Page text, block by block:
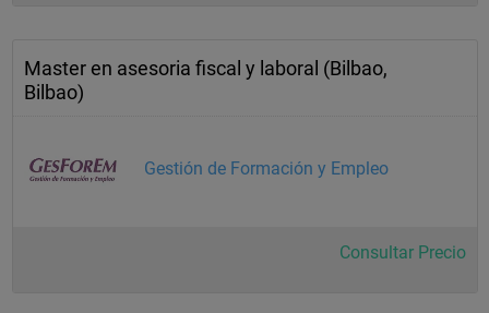
Master en asesoria fiscal y laboral (Bilbao,
Bilbao)
Gestión de Formación y Empleo
Consultar Precio